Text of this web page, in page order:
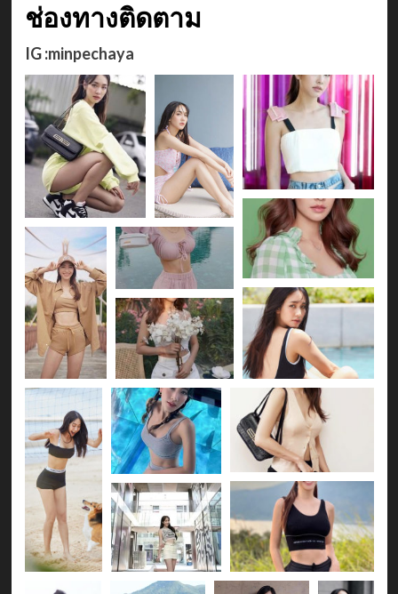
ช่องทางติดตาม
IG :minpechaya